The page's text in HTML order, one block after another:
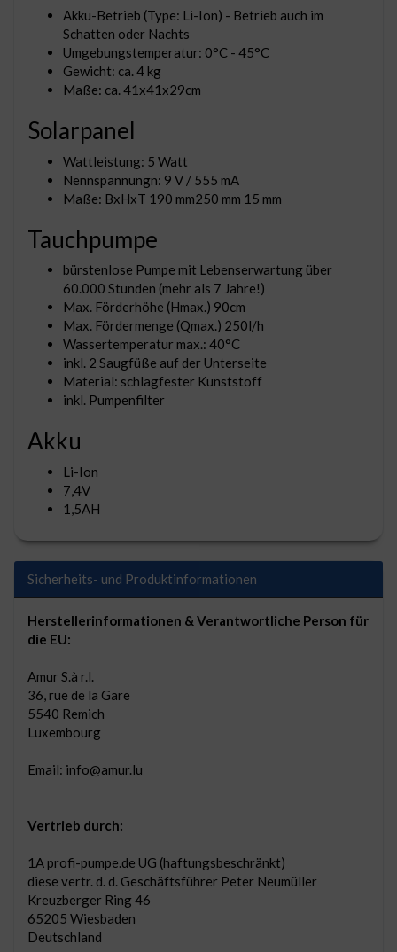
Akku-Betrieb (Type: Li-Ion) - Betrieb auch im
Schatten oder Nachts
Umgebungstemperatur: 0°C - 45°C
Gewicht: ca. 4 kg
Maße: ca. 41x41x29cm
Solarpanel
Wattleistung: 5 Watt
Nennspannungn: 9 V / 555 mA
Maße: BxHxT 190 mm250 mm 15 mm
Tauchpumpe
bürstenlose Pumpe mit Lebenserwartung über
60.000 Stunden (mehr als 7 Jahre!)
Max. Förderhöhe (Hmax.) 90cm
Max. Fördermenge (Qmax.) 250l/h
Wassertemperatur max.: 40°C
inkl. 2 Saugfüße auf der Unterseite
Material: schlagfester Kunststoff
inkl. Pumpenfilter
Akku
Li-Ion
7,4V
1,5AH
Sicherheits- und Produktinformationen
Herstellerinformationen & Verantwortliche Person für
die EU:
Amur S.à r.l.
36, rue de la Gare
5540 Remich
Luxembourg
Email: info@amur.lu
Vertrieb durch:
1A profi-pumpe.de UG (haftungsbeschränkt)
diese vertr. d. d. Geschäftsführer Peter Neumüller
Kreuzberger Ring 46
65205 Wiesbaden
Deutschland